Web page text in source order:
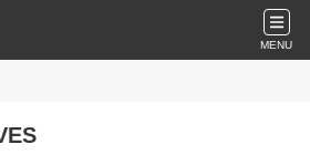
MENU